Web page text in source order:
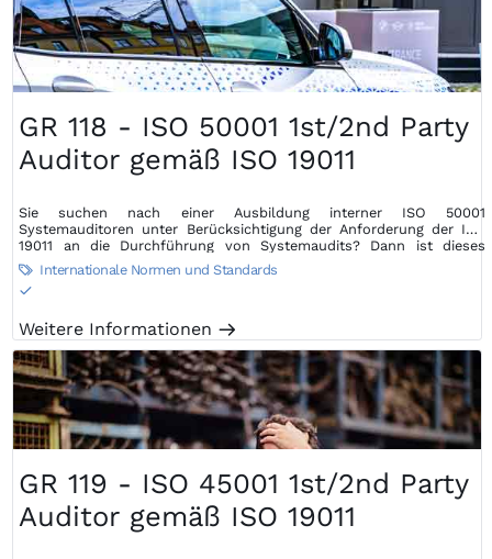
GR 118 - ISO 50001 1st/2nd Party
Auditor gemäß ISO 19011
Sie suchen nach einer Ausbildung interner ISO 50001
Systemauditoren unter Berücksichtigung der Anforderung der ISO
19011 an die Durchführung von Systemaudits? Dann ist dieses
Seminar die perfekte Wahl…
 Internationale Normen und Standards
S
Weitere Informationen m
GR 119 - ISO 45001 1st/2nd Party
Auditor gemäß ISO 19011